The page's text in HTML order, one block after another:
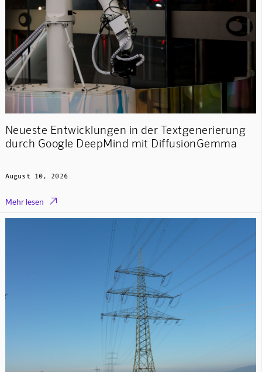
Neueste Entwicklungen in der Textgenerierung
durch Google DeepMind mit DiffusionGemma
August 10, 2026
Mehr lesen 